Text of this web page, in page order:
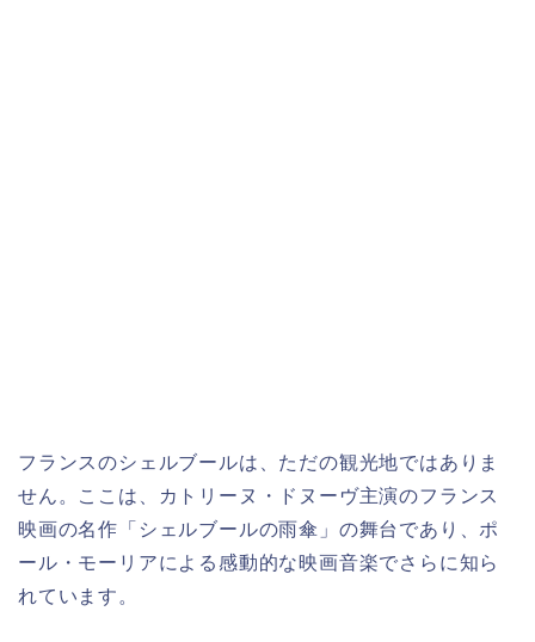
フランスのシェルブールは、ただの観光地ではありま
せん。ここは、カトリーヌ・ドヌーヴ主演のフランス
映画の名作「シェルブールの雨傘」の舞台であり、ポ
ール・モーリアによる感動的な映画音楽でさらに知ら
れています。